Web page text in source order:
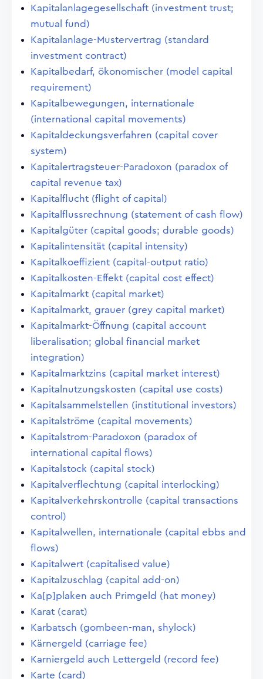
Kapitalanlagegesellschaft (investment trust;
mutual fund)
Kapitalanlage-Mustervertrag (standard
investment contract)
Kapitalbedarf, ökonomischer (model capital
requirement)
Kapitalbewegungen, internationale
(international capital movements)
Kapitaldeckungsverfahren (capital cover
system)
Kapitalertragsteuer-Paradoxon (paradox of
capital revenue tax)
Kapitalflucht (flight of capital)
Kapitalflussrechnung (statement of cash flow)
Kapitalgüter (capital goods; durable goods)
Kapitalintensität (capital intensity)
Kapitalkoeffizient (capital-output ratio)
Kapitalkosten-Effekt (capital cost effect)
Kapitalmarkt (capital market)
Kapitalmarkt, grauer (grey capital market)
Kapitalmarkt-Öffnung (capital account
liberalisation; global financial market
integration)
Kapitalmarktzins (capital market interest)
Kapitalnutzungskosten (capital use costs)
Kapitalsammelstellen (institutional investors)
Kapitalströme (capital movements)
Kapitalstrom-Paradoxon (paradox of
international capital flows)
Kapitalstock (capital stock)
Kapitalverflechtung (capital interlocking)
Kapitalverkehrskontrolle (capital transactions
control)
Kapitalwellen, internationale (capital ebbs and
flows)
Kapitalwert (capitalised value)
Kapitalzuschlag (capital add-on)
Ka[p]plaken auch Primgeld (hat money)
Karat (carat)
Karbatsch (gombeen-man, shylock)
Kärnergeld (carriage fee)
Karniergeld auch Lettergeld (record fee)
Karte (card)